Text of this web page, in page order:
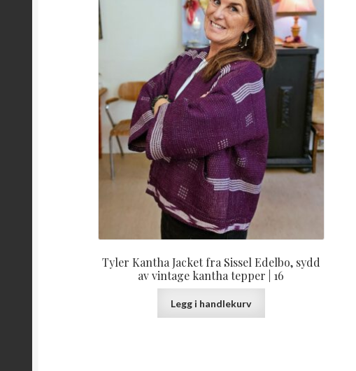
Tyler Kantha Jacket fra Sissel Edelbo, sydd
av vintage kantha tepper | 16
Legg i handlekurv